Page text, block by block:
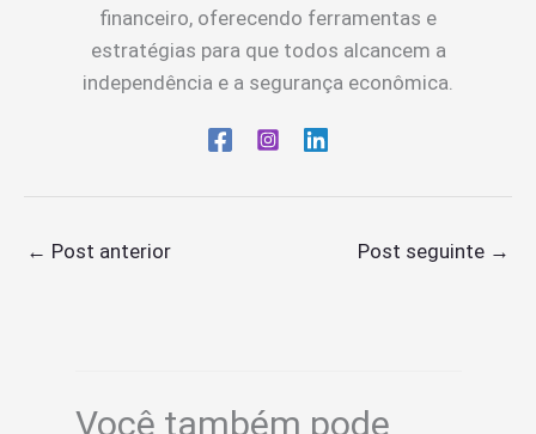
financeiro, oferecendo ferramentas e
estratégias para que todos alcancem a
independência e a segurança econômica.
← Post anterior Post seguinte →
Você também pode